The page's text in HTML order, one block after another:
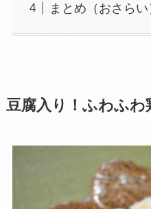
まとめ（おさらい
豆腐入り！ふわふわ